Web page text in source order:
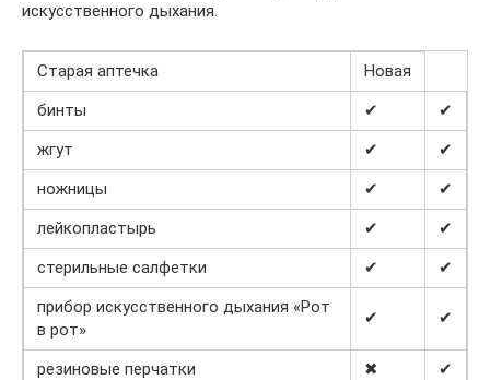
искусственного дыхания.
Старая аптечка
Новая
бинты
✔
✔
жгут
✔
✔
ножницы
✔
✔
лейкопластырь
✔
✔
стерильные салфетки
✔
✔
прибор искусственного дыхания «Рот
в рот»
✔ ✔
резиновые перчатки ✖
✔